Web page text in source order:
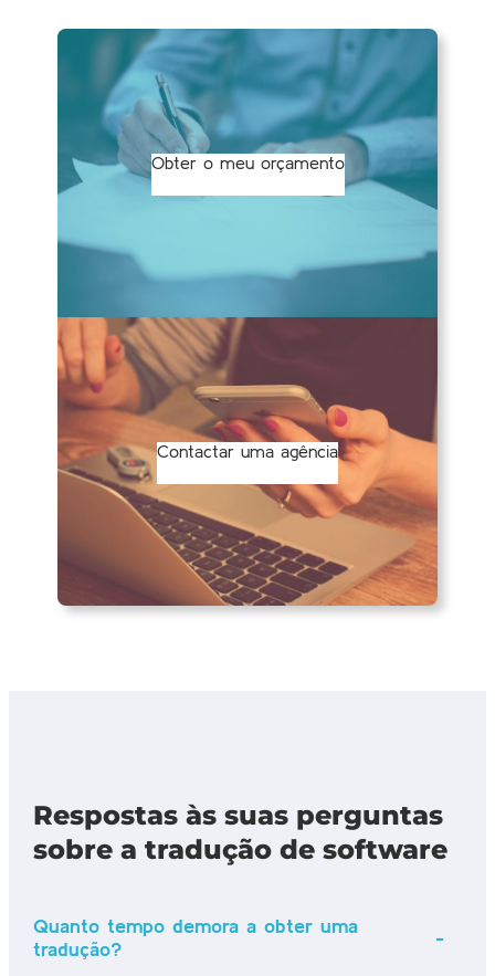
Obter o meu orçamento
Contactar uma agência
Respostas às suas perguntas
sobre a tradução de software
Quanto tempo demora a obter uma
tradução?